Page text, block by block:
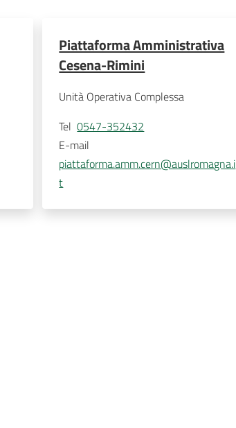
Piattaforma Amministrativa
Cesena-Rimini
Unità Operativa Complessa
Tel 0547-352432
E-mail
piattaforma.amm.cern@auslromagna.i
t